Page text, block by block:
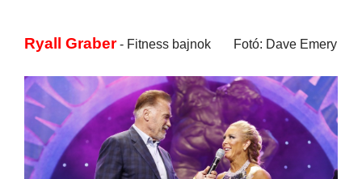
Ryall Graber- Fitness bajnok Fotó: Dave Emery